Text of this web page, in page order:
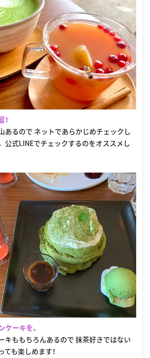
あるので ネットであらかじめチェックし
公式LINEでチェックするのをオススメし
ケーキを。
キももちろんあるので 抹茶好きではない
も楽しめます！